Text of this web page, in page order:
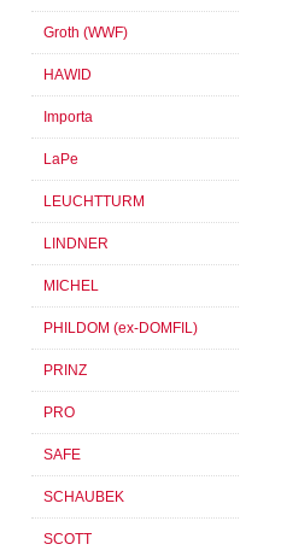
Groth (WWF)
HAWID
Importa
LaPe
LEUCHTTURM
LINDNER
MICHEL
PHILDOM (ex-DOMFIL)
PRINZ
PRO
SAFE
SCHAUBEK
SCOTT